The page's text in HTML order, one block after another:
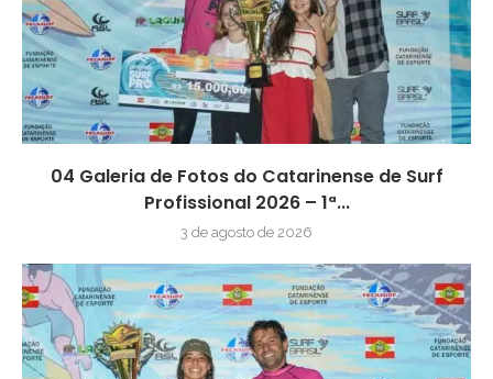
04 Galeria de Fotos do Catarinense de Surf
Profissional 2026 – 1ª...
3 de agosto de 2026